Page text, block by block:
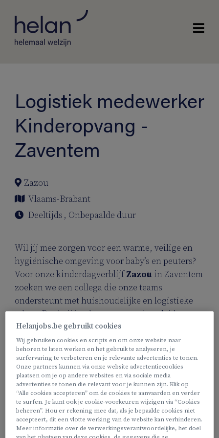
Logistiek medewerker
Kinderopvang -
Zaventem
Zazou
Vlaams-Brabant
Deeltijds , Onbepaalde duur
Wil jij mee zorgen voor een warme, veilige en
hygiënische omgeving voor baby’s en peuters?
Voor onze kinderdagverblijfZazou in Zaventem
zoeken we een collega die onze teams
ondersteunt met huishoudelijke en logistieke
taken. Dankzij jou kunnen onze begeleiders
zich volop focussen op de kinderen, en draait
onze opvang elke dag op rolletjes.
Hier zet jij graag je tanden in
Als logistiek medewerker ben je een onmisbare
schakel in onze dagelijkse werking. Jij zorgt
ervoor dat onze leefgroepen netjes, ordelijk en
hygiënisch blijven. Dat doe je onder andere
Helanjobs.be gebruikt cookies
Wij gebruiken cookies en scripts en om onze website naar
behoren te laten werken en het gebruik te analyseren, je
surfervaring te verbeteren en je relevante advertenties te tonen.
Onze partners kunnen via onze website advertentiecookies
plaatsen om je op andere websites en via sociale media
advertenties te tonen die relevant voor je kunnen zijn. Klik op
“Alle cookies accepteren” om de cookies te aanvaarden en verder
te surfen. Je kunt ook je cookie-voorkeuren wijzigen via “Cookies
beheren”. Hou er rekening mee dat, als je bepaalde cookies niet
accepteert, dit een vlotte werking van de website kan verhinderen.
Meer informatie over de verwerkingsverantwoordelijke, het doel